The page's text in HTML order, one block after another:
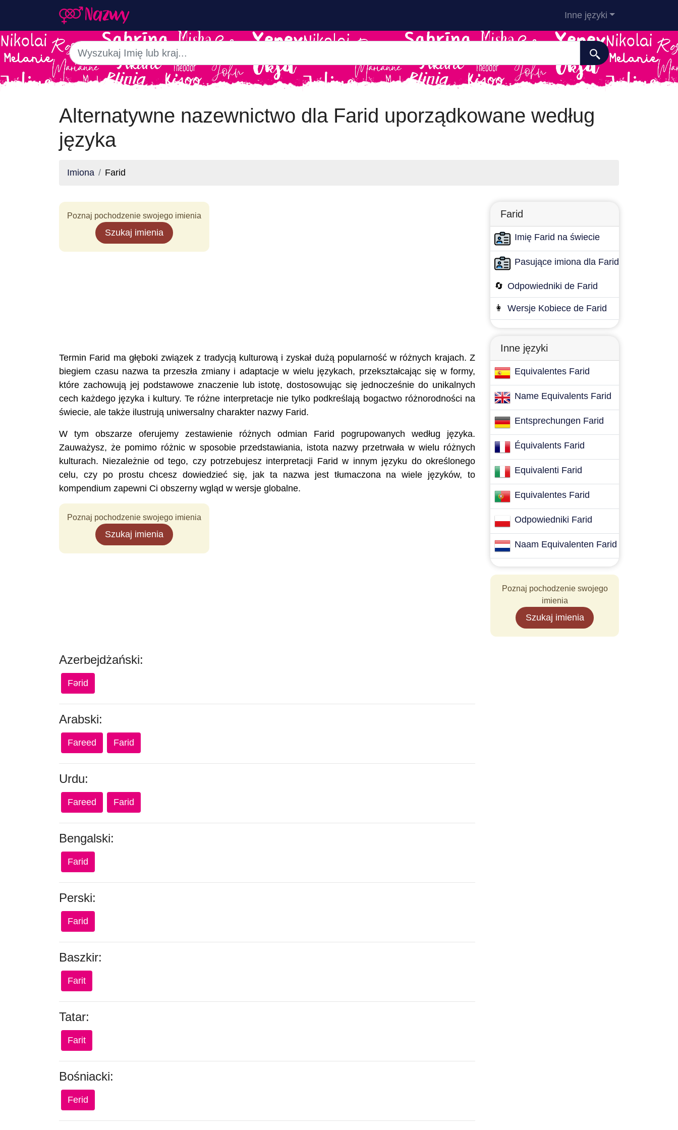
Inne języki
Alternatywne nazewnictwo dla Farid uporządkowane według
języka
Imiona Farid
Poznaj pochodzenie swojego imienia
Szukaj imienia
Termin Farid ma głęboki związek z tradycją kulturową i zyskał dużą popularność w różnych krajach. Z
biegiem czasu nazwa ta przeszła zmiany i adaptacje w wielu językach, przekształcając się w formy,
które zachowują jej podstawowe znaczenie lub istotę, dostosowując się jednocześnie do unikalnych
cech każdego języka i kultury. Te różne interpretacje nie tylko podkreślają bogactwo różnorodności na
świecie, ale także ilustrują uniwersalny charakter nazwy Farid.
W tym obszarze oferujemy zestawienie różnych odmian Farid pogrupowanych według języka.
Zauważysz, że pomimo różnic w sposobie przedstawiania, istota nazwy przetrwała w wielu różnych
kulturach. Niezależnie od tego, czy potrzebujesz interpretacji Farid w innym języku do określonego
celu, czy po prostu chcesz dowiedzieć się, jak ta nazwa jest tłumaczona na wiele języków, to
kompendium zapewni Ci obszerny wgląd w wersje globalne.
Poznaj pochodzenie swojego imienia
Szukaj imienia
Azerbejdżański:
Fərid
Arabski:
Fareed Farid
Urdu:
Fareed Farid
Bengalski:
Farid
Perski:
Farid
Baszkir:
Farit
Tatar:
Farit
Bośniacki:
Ferid
Farid
Imię Farid na świecie
Pasujące imiona dla Farid
🔄 Odpowiedniki de Farid
👩 Wersje Kobiece de Farid
Inne języki
Equivalentes Farid
Name Equivalents Farid
Entsprechungen Farid
Équivalents Farid
Equivalenti Farid
Equivalentes Farid
Odpowiedniki Farid
Naam Equivalenten Farid
Poznaj pochodzenie swojego
imienia
Szukaj imienia